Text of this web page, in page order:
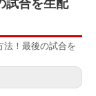
試合を生配
法！最後の試合を